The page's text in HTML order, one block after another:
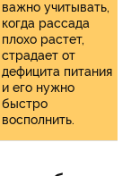
важно учитывать,
когда рассада
плохо растет,
страдает от
дефицита питания
и его нужно
быстро
восполнить.